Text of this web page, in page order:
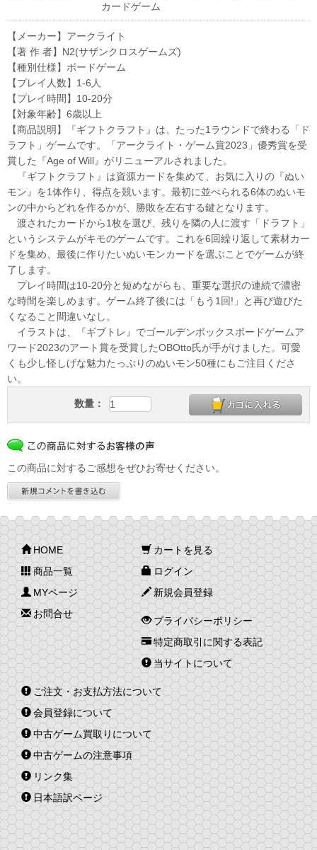
カードゲーム
【メーカー】アークライト
【著 作 者】N2(サザンクロスゲームズ)
【種別仕様】ボードゲーム
【プレイ人数】1-6人
【プレイ時間】10-20分
【対象年齢】6歳以上
【商品説明】『ギフトクラフト』は、たった1ラウンドで終わる「ド
ラフト」ゲームです。「アークライト・ゲーム賞2023」優秀賞を受
賞した『Age of Will』がリニューアルされました。
『ギフトクラフト』は資源カードを集めて、お気に入りの『ぬい
モン』を1体作り、得点を競います。最初に並べられる6体のぬいモ
ンの中からどれを作るかが、勝敗を左右する鍵となります。
渡されたカードから1枚を選び、残りを隣の人に渡す「ドラフト」
というシステムがキモのゲームです。これを6回繰り返して素材カー
ドを集め、最後に作りたいぬいモンカードを選ぶことでゲームが終
了します。
プレイ時間は10-20分と短めながらも、重要な選択の連続で濃密
な時間を楽しめます。ゲーム終了後には「もう1回!」と再び遊びた
くなること間違いなし。
イラストは、『ギブトレ』でゴールデンボックスボードゲームア
ワード2023のアート賞を受賞したOBOtto氏が手がけました。可愛
くも少し怪しげな魅力たっぷりのぬいモン50種にもご注目くださ
い。
数量：
この商品に対するご感想をぜひお寄せください。
HOME
商品一覧
MYページ
お問合せ
カートを見る
ログイン
新規会員登録
プライバシーポリシー
特定商取引に関する表記
当サイトについて
ご注文・お支払方法について
会員登録について
中古ゲーム買取りについて
中古ゲームの注意事項
リンク集
日本語訳ページ